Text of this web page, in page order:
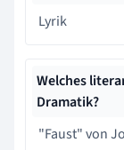
Lyrik
Welches
Dramatik?
"Faust" von